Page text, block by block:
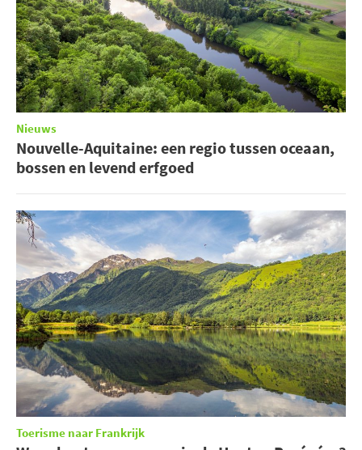
Nieuws
Nouvelle-Aquitaine: een regio tussen oceaan,
bossen en levend erfgoed
Toerisme naar Frankrijk